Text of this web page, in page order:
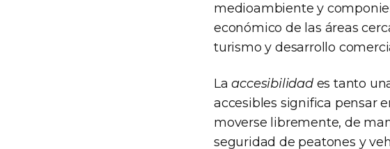
medioambiente y
económico de las áreas
turismo y desarrollo
Laaccesibilidades tanto
accesibles significa pensar
moverse libremente, de
seguridad de peatones y